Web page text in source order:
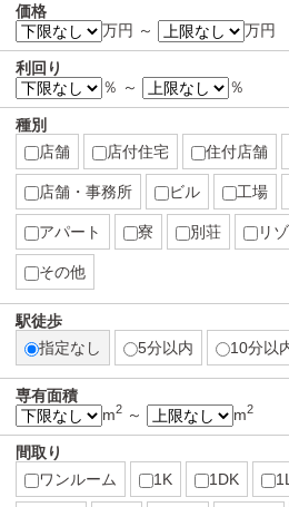
価格
万円 ～
万円
利回り
％ ～
％
種別
店舗
店付住宅 住付店舗
店舗・事務所 ビル 工場
アパート 寮 別荘 リ
その他
駅徒歩
指定なし
5分以内 10分以
専有面積
m2 ～ m2
間取り
ワンルーム
1K 1DK